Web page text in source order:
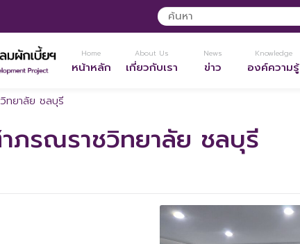
Home
หน้าหลัก
About Us
เกี่ยวกับเรา
News
ข่าว
Knowledge
องค์ความรู้
ทยาลัย ชลบุรี
ภรณราชวิทยาลัย ชลบุรี